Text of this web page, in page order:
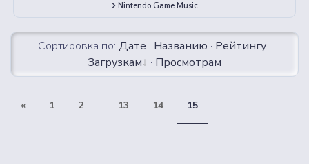
Nintendo Game Music
Сортировка по: Дате · Названию · Рейтингу ·
Загрузкам
· Просмотрам
« 1 2 ... 13 14 15